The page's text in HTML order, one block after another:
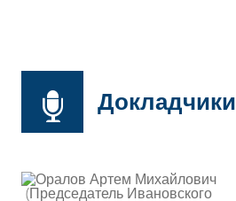
Докладчики